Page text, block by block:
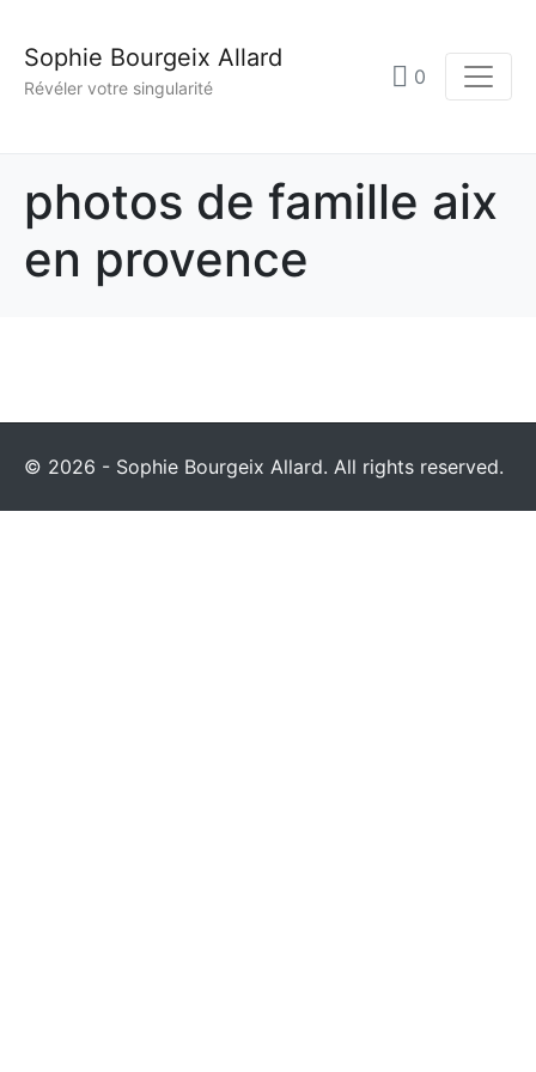
Sophie Bourgeix Allard
Révéler votre singularité 0
photos de famille aix
en provence
© 2026 - Sophie Bourgeix Allard. All rights reserved.